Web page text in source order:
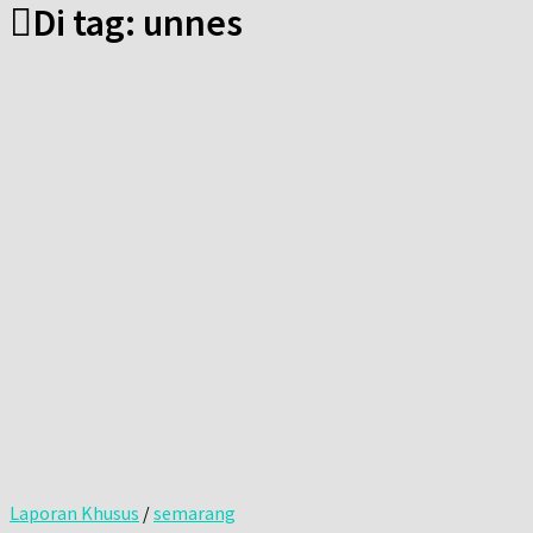
Di tag: unnes
Laporan Khusus /semarang